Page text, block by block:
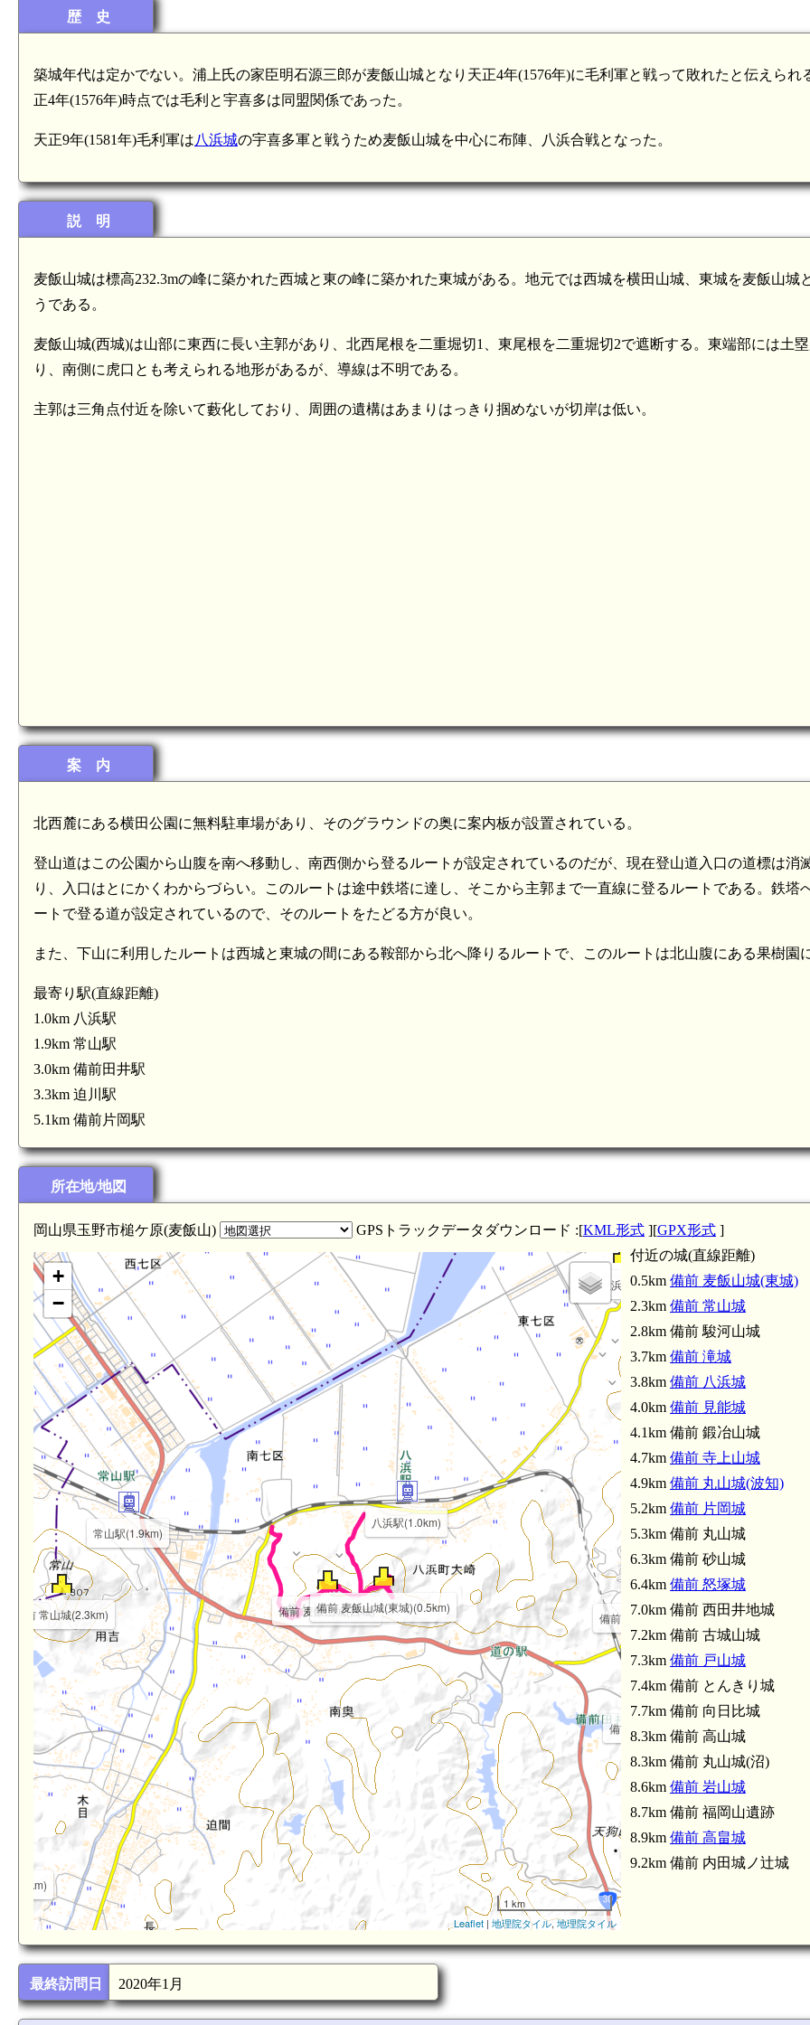
歴 史
築城年代は定かでない。浦上氏の家臣明石源三郎が麦飯山城となり天正4年(1576年)に毛利軍と戦って敗れたと伝えられ
正4年(1576年)時点では毛利と宇喜多は同盟関係であった。
天正9年(1581年)毛利軍は八浜城の宇喜多軍と戦うため麦飯山城を中心に布陣、八浜合戦となった。
説 明
麦飯山城は標高232.3mの峰に築かれた西城と東の峰に築かれた東城がある。地元では西城を横田山城、東城を麦飯山城
うである。
麦飯山城(西城)は山部に東西に長い主郭があり、北西尾根を二重堀切1、東尾根を二重堀切2で遮断する。東端部には土
り、南側に虎口とも考えられる地形があるが、導線は不明である。
主郭は三角点付近を除いて藪化しており、周囲の遺構はあまりはっきり掴めないが切岸は低い。
案 内
北西麓にある横田公園に無料駐車場があり、そのグラウンドの奥に案内板が設置されている。
登山道はこの公園から山腹を南へ移動し、南西側から登るルートが設定されているのだが、現在登山道入口の道標は消
り、入口はとにかくわからづらい。このルートは途中鉄塔に達し、そこから主郭まで一直線に登るルートである。鉄塔
ートで登る道が設定されているので、そのルートをたどる方が良い。
また、下山に利用したルートは西城と東城の間にある鞍部から北へ降りるルートで、このルートは北山腹にある果樹園
最寄り駅(直線距離)
1.0km 八浜駅
1.9km 常山駅
3.0km 備前田井駅
3.3km 迫川駅
5.1km 備前片岡駅
所在地/地図
岡山県玉野市槌ケ原(麦飯山) GPSトラックデータダウンロード :[KML形式 ][GPX形式 ]
八浜駅(1.0km)
常山駅(1.9km)
備前田井駅(3.0km)
備前 麦飯山城(西城)
備前 麦飯山城(東城)(0.5km)
備前 常山城(2.3km) 備前 駿河山城(2.8km)
(3.7km)
備前 八浜城(3.8km)
備前 見能城
備前 丸山城(波知
+
−
1 km
Leaflet | 地理院タイル,地理院タイル
付近の城(直線距離)
0.5km 備前 麦飯山城(東城)
2.3km 備前 常山城
2.8km 備前 駿河山城
3.7km 備前 滝城
3.8km 備前 八浜城
4.0km 備前 見能城
4.1km 備前 鍛冶山城
4.7km 備前 寺上山城
4.9km 備前 丸山城(波知)
5.2km 備前 片岡城
5.3km 備前 丸山城
6.3km 備前 砂山城
6.4km 備前 怒塚城
7.0km 備前 西田井地城
7.2km 備前 古城山城
7.3km 備前 戸山城
7.4km 備前 とんきり城
7.7km 備前 向日比城
8.3km 備前 高山城
8.3km 備前 丸山城(沼)
8.6km 備前 岩山城
8.7km 備前 福岡山遺跡
8.9km 備前 高畠城
9.2km 備前 内田城ノ辻城
最終訪問日 2020年1月